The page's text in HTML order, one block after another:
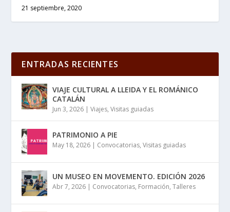
21 septiembre, 2020
ENTRADAS RECIENTES
VIAJE CULTURAL A LLEIDA Y EL ROMÁNICO
CATALÁN
Jun 3, 2026 |Viajes,Visitas guiadas
PATRIMONIO A PIE
May 18, 2026 | Convocatorias,Visitas guiadas
UN MUSEO EN MOVEMENTO. EDICIÓN 2026
Abr 7, 2026 | Convocatorias, Formación,Talleres